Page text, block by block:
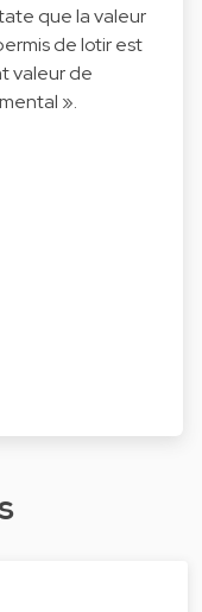
que la valeur
de lotir est
valeur de
».